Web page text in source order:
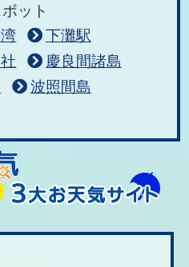
ット
下灘駅
慶良間諸島
波照間島